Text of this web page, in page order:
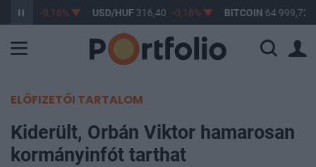
364,83 -0,16% USD/HUF316,40 -0,18% BITCOIN64 999,72
ELŐFIZETŐI TARTALOM
Kiderült, Orbán Viktor hamarosan
kormányinfót tarthat